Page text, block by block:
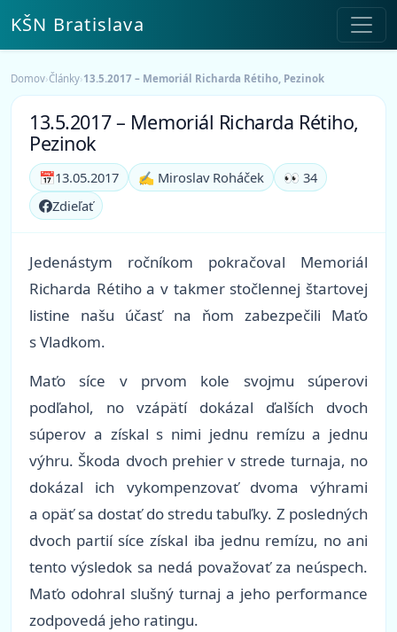
KŠN Bratislava
Domov›Články›13.5.2017 – Memoriál Richarda Rétiho, Pezinok
13.5.2017 – Memoriál Richarda Rétiho,
Pezinok
📅13.05.2017 ✍️ Miroslav Roháček
👀 34
Zdieľať
Jedenástym ročníkom pokračoval Memoriál
Richarda Rétiho a v takmer stočlennej štartovej
listine našu účasť na ňom zabezpečili Maťo
s Vladkom.
Maťo síce v prvom kole svojmu súperovi
podľahol, no vzápätí dokázal ďalších dvoch
súperov a získal s nimi jednu remízu a jednu
výhru. Škoda dvoch prehier v strede turnaja, no
dokázal ich vykompenzovať dvoma výhrami
a opäť sa dostať do stredu tabuľky. Z posledných
dvoch partií síce získal iba jednu remízu, no ani
tento výsledok sa nedá považovať za neúspech.
Maťo odohral slušný turnaj a jeho performance
zodpovedá jeho ratingu.